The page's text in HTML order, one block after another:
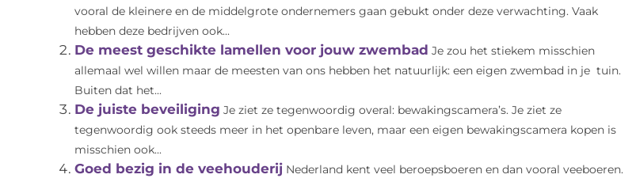
vooral de kleinere en de middelgrote ondernemers gaan gebukt onder deze verwachting. Vaak
hebben deze bedrijven ook...
De meest geschikte lamellen voor jouw zwembad Je zou het stiekem misschien
allemaal wel willen maar de meesten van ons hebben het natuurlijk: een eigen zwembad in je tuin.
Buiten dat het...
De juiste beveiliging Je ziet ze tegenwoordig overal: bewakingscamera’s. Je ziet ze
tegenwoordig ook steeds meer in het openbare leven, maar een eigen bewakingscamera kopen is
misschien ook...
Goed bezig in de veehouderij Nederland kent veel beroepsboeren en dan vooral veeboeren.